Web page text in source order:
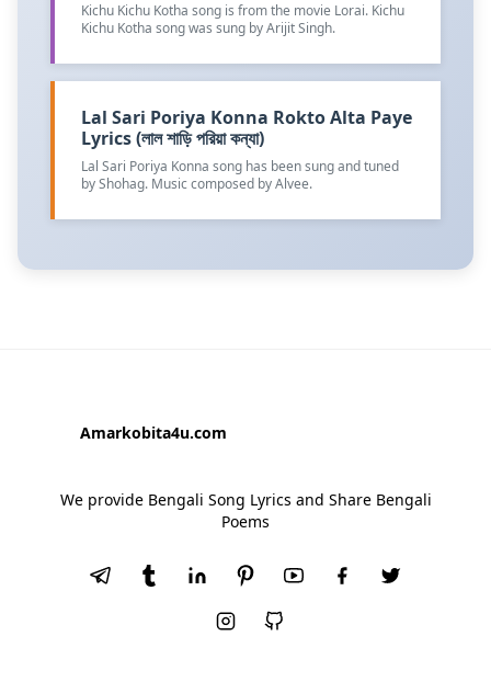
Kichu Kichu Kotha song is from the movie Lorai. Kichu
Kichu Kotha song was sung by Arijit Singh.
Lal Sari Poriya Konna Rokto Alta Paye
Lyrics (লাল শাড়ি পরিয়া কন্যা)
Lal Sari Poriya Konna song has been sung and tuned
by Shohag. Music composed by Alvee.
Amarkobita4u.com
We provide Bengali Song Lyrics and Share Bengali
Poems